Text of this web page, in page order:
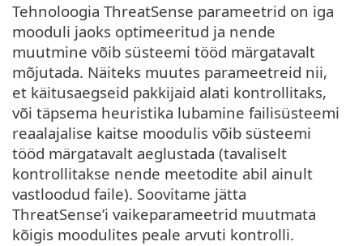
Tehnoloogia ThreatSense parameetrid on iga
mooduli jaoks optimeeritud ja nende
muutmine võib süsteemi tööd märgatavalt
mõjutada. Näiteks muutes parameetreid nii,
et käitusaegseid pakkijaid alati kontrollitaks,
või täpsema heuristika lubamine failisüsteemi
reaalajalise kaitse moodulis võib süsteemi
tööd märgatavalt aeglustada (tavaliselt
kontrollitakse nende meetodite abil ainult
vastloodud faile). Soovitame jätta
ThreatSense’i vaikeparameetrid muutmata
kõigis moodulites peale arvuti kontrolli.